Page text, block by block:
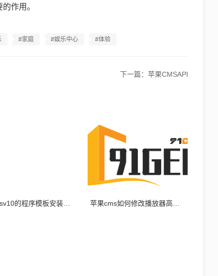
作用。
#家庭 #娱乐中心 #体验
下一篇：苹果CMSAPI
苹果cms如何修改播放器高度设置教程